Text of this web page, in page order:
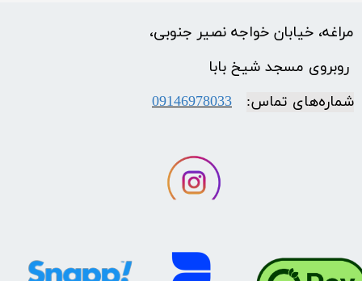
مراغه، خیابان خواجه نصیر جنوبی،
​​​​​​​ روبروی مسجد شیخ بابا
شماره‌‌های تماس:
09146978033